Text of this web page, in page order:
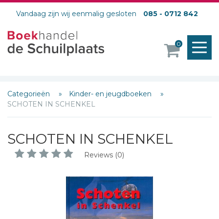
Vandaag zijn wij eenmalig gesloten 085 - 0712 842
0
Categorieën
Kinder- en jeugdboeken
SCHOTEN IN SCHENKEL
SCHOTEN IN SCHENKEL
Reviews (0)